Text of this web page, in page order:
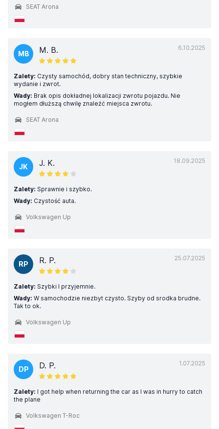
SEAT Arona
6.10.2025
MB M. B.
Zalety: Czysty samochód, dobry stan techniczny, szybkie
wydanie i zwrot.
Wady: Brak opis dokładnej lokalizacji zwrotu pojazdu. Nie
mogłem dłuższą chwilę znaleźć miejsca zwrotu.
SEAT Arona
18.09.2025
JK J. K.
Zalety: Sprawnie i szybko.
Wady: Czystość auta.
Volkswagen Up
25.07.2025
RP R. P.
Zalety: Szybki I przyjemnie.
Wady: W samochodzie niezbyt czysto. Szyby od srodka brudne.
Tak to ok.
Volkswagen Up
1.07.2025
DP D. P.
Zalety: I got help when returning the car as I was in hurry to catch
the plane
Volkswagen T-Roc